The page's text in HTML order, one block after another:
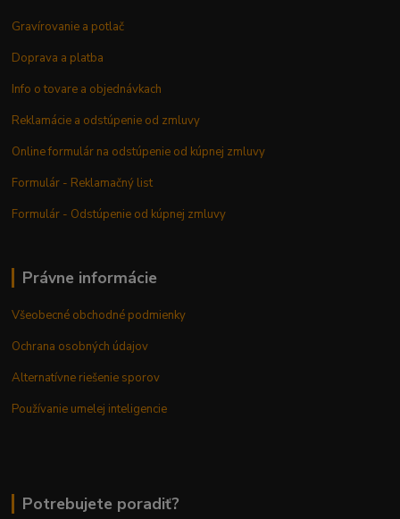
Gravírovanie a potlač
Doprava a platba
Info o tovare a objednávkach
Reklamácie a odstúpenie od zmluvy
Online formulár na odstúpenie od kúpnej zmluvy
Formulár - Reklamačný list
Formulár - Odstúpenie od kúpnej zmluvy
Právne informácie
Všeobecné obchodné podmienky
Ochrana osobných údajov
Alternatívne riešenie sporov
Používanie umelej inteligencie
Potrebujete poradiť?